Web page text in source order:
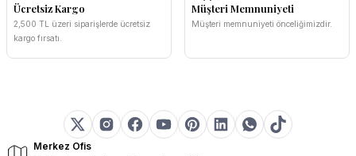
Ücretsiz Kargo
2,500 TL üzeri siparişlerde ücretsiz
kargo fırsatı.
Müşteri Memnuniyeti
Müşteri memnuniyeti önceliğimizdir.
Merkez Ofis